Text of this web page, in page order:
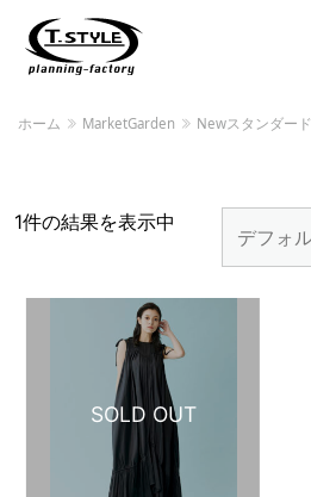
ホーム MarketGarden Newスタンダード
1件の結果を表示中
SOLD OUT